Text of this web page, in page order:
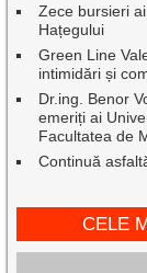
Zece bursieri
Hațegului
Green Line
intimidări și
Dr.ing. Benor
emeriți ai
Facultatea de
Continuă
CELE